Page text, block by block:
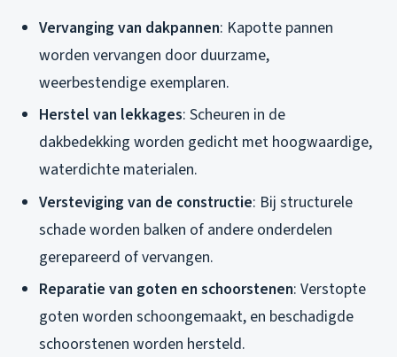
Vervanging van dakpannen: Kapotte pannen
worden vervangen door duurzame,
weerbestendige exemplaren.
Herstel van lekkages: Scheuren in de
dakbedekking worden gedicht met hoogwaardige,
waterdichte materialen.
Versteviging van de constructie: Bij structurele
schade worden balken of andere onderdelen
gerepareerd of vervangen.
Reparatie van goten en schoorstenen: Verstopte
goten worden schoongemaakt, en beschadigde
schoorstenen worden hersteld.